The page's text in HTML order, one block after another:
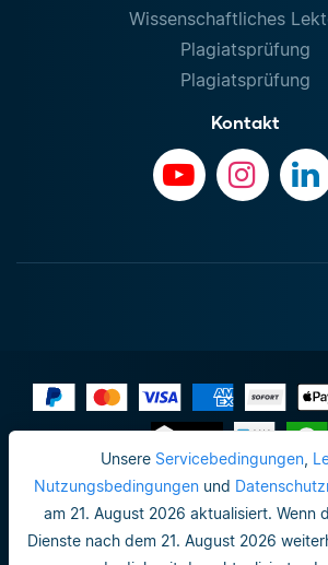
Unsere Servicebedingungen,
Nutzungsbedingungen und
am 21. August 2026 aktualisiert. Wenn
Dienste nach dem 21. August 2026
Wissenschaftliches
Plagiatsprüfung
Plagiatsprüfung
Kontakt
Impressum
Datenschutzrichtlinie